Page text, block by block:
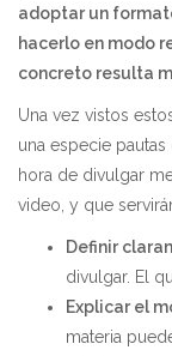
adoptar un
hacerlo en modo
concreto resulta
Una vez vistos
una especie
hora de divulgar
video, y que
Definir
divulgar. El
Explicar el
materia